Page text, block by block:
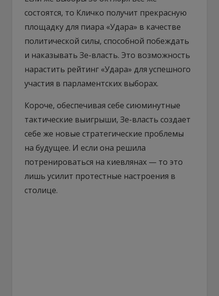
состоятся, то Кличко получит прекрасную
площадку для пиара «Удара» в качестве
политической силы, способной побеждать
и наказывать Зе-власть. Это возможность
нарастить рейтинг «Удара» для успешного
участия в парламентских выборах.
Короче, обеспечивая себе сиюминутные
тактические выигрыши, Зе-власть создает
себе же новые стратегические проблемы
на будущее. И если она решила
потренироваться на киевлянах — то это
лишь усилит протестные настроения в
столице.